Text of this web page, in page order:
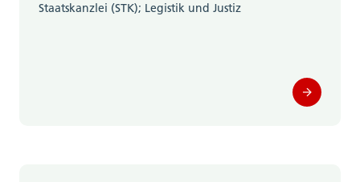
Staatskanzlei (STK); Legistik und Justiz